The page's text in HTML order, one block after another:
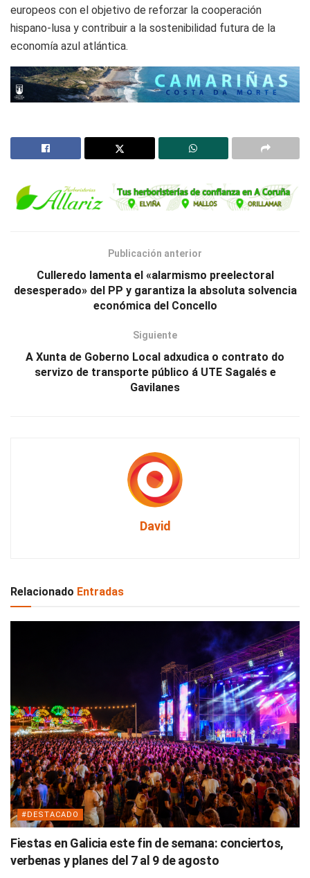
europeos con el objetivo de reforzar la cooperación
hispano-lusa y contribuir a la sostenibilidad futura de la
economía azul atlántica.
Publicación anterior
Culleredo lamenta el «alarmismo preelectoral
desesperado» del PP y garantiza la absoluta solvencia
económica del Concello
Siguiente
A Xunta de Goberno Local adxudica o contrato do
servizo de transporte público á UTE Sagalés e
Gavilanes
David
Relacionado Entradas
#DESTACADO
Fiestas en Galicia este fin de semana: conciertos,
verbenas y planes del 7 al 9 de agosto